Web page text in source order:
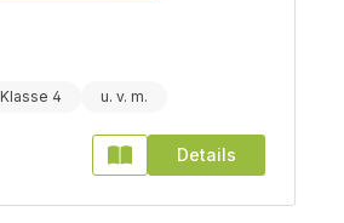
Klasse 4
Details